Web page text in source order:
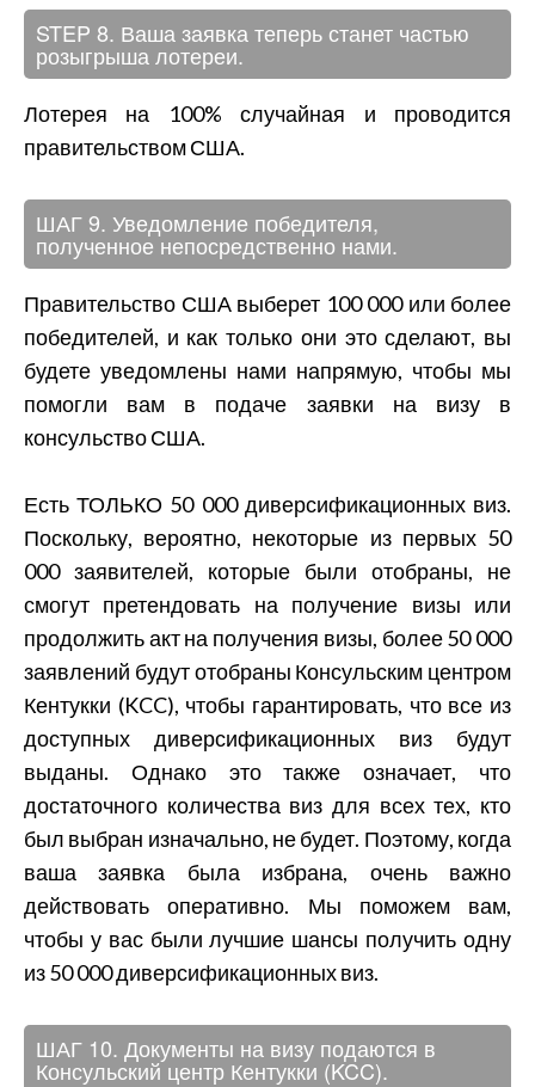
STEP 8. Ваша заявка теперь станет частью
розыгрыша лотереи.
Лотерея на 100% случайная и проводится
правительством США.
ШАГ 9. Уведомление победителя,
полученное непосредственно нами.
Правительство США выберет 100 000 или более
победителей, и как только они это сделают, вы
будете уведомлены нами напрямую, чтобы мы
помогли вам в подаче заявки на визу в
консульство США.
Есть ТОЛЬКО 50 000 диверсификационных виз.
Поскольку, вероятно, некоторые из первых 50
000 заявителей, которые были отобраны, не
смогут претендовать на получение визы или
продолжить акт на получения визы, более 50 000
заявлений будут отобраны Консульским центром
Кентукки (KCC), чтобы гарантировать, что все из
доступных диверсификационных виз будут
выданы. Однако это также означает, что
достаточного количества виз для всех тех, кто
был выбран изначально, не будет. Поэтому, когда
ваша заявка была избрана, очень важно
действовать оперативно. Мы поможем вам,
чтобы у вас были лучшие шансы получить одну
из 50 000 диверсификационных виз.
ШАГ 10. Документы на визу подаются в
Консульский центр Кентукки (KCC).